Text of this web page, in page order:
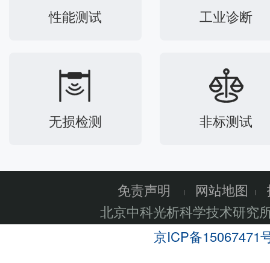
性能测试 工业诊断
无损检测 非标测试
免责声明 网站地图
北京中科光析科学技术研究
京ICP备15067471